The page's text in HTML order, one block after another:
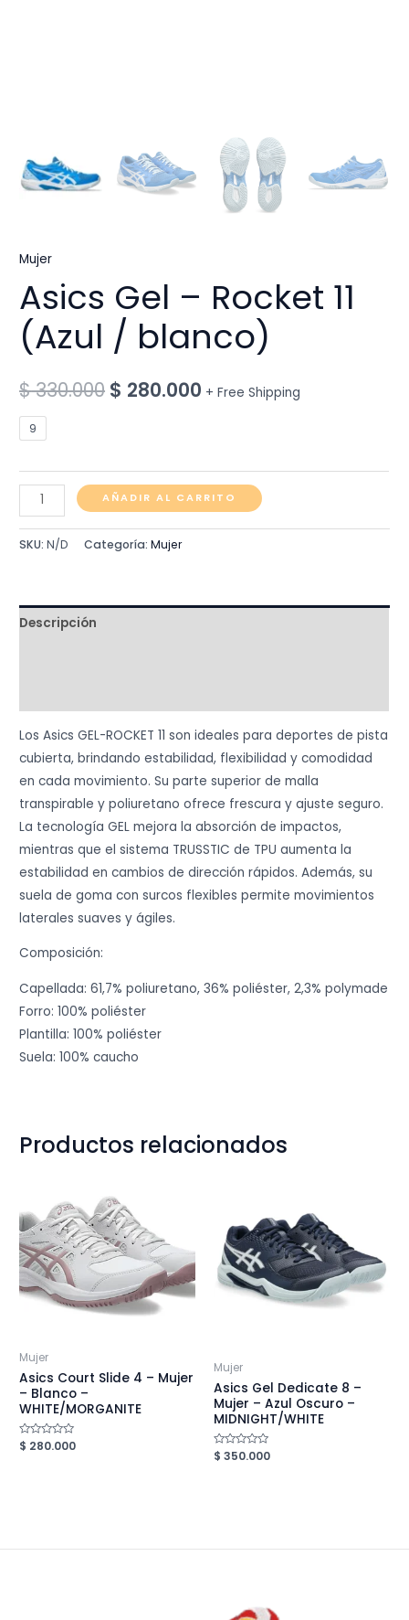
Mujer
Asics Gel – Rocket 11
(Azul / blanco)
$330.000 Original
$ 330.000.
$ 280.000 Current
$ 280.000.
+ Free Shipping
9
Asics
Gel
-
(Azul
/
AÑADIR AL CARRITO
SKU:N/D Categoría:Mujer
Descripción
Los Asics GEL-ROCKET 11 son ideales para deportes de pista
cubierta, brindando estabilidad, flexibilidad y comodidad
en cada movimiento. Su parte superior de malla
transpirable y poliuretano ofrece frescura y ajuste seguro.
La tecnología GEL mejora la absorción de impactos,
mientras que el sistema TRUSSTIC de TPU aumenta la
estabilidad en cambios de dirección rápidos. Además, su
suela de goma con surcos flexibles permite movimientos
laterales suaves y ágiles.
Composición:
Capellada: 61,7% poliuretano, 36% poliéster, 2,3% polymade
Forro: 100% poliéster
Plantilla: 100% poliéster
Suela: 100% caucho
Productos relacionados
Mujer
Asics Court Slide 4 – Mujer
– Blanco –
WHITE/MORGANITE
Valorado
en
$ 280.000
Mujer
Asics Gel Dedicate 8 –
Mujer – Azul Oscuro –
MIDNIGHT/WHITE
Valorado
en
$ 350.000